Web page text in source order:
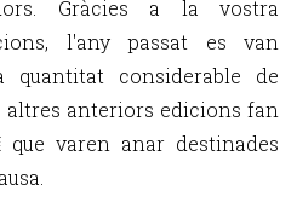
Gràcies a la vostra
l'any passat es van
quantitat considerable de
altres anteriors edicions fan
varen anar destinades